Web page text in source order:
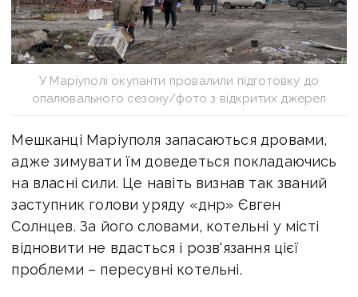
У Маріуполі окупанти провалили підготовку до
опалювального сезону/фото з відкритих джерел
Мешканці Маріуполя запасаються дровами,
адже зимувати їм доведеться покладаючись
на власні сили. Це навіть визнав так званий
заступник голови уряду «днр» Євген
Солнцев. За його словами, котельні у місті
відновити не вдасться і розв'язання цієї
проблеми – пересувні котельні.